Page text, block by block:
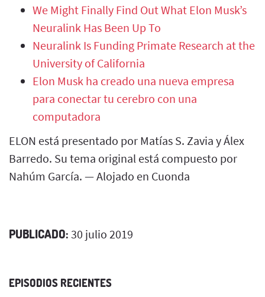
We Might Finally Find Out What Elon Musk’s
Neuralink Has Been Up To
Neuralink Is Funding Primate Research at the
University of California
Elon Musk ha creado una nueva empresa
para conectar tu cerebro con una
computadora
ELON está presentado por Matías S. Zavia y Álex
Barredo. Su tema original está compuesto por
Nahúm García. — Alojado en Cuonda
PUBLICADO: 30 julio 2019
EPISODIOS RECIENTES